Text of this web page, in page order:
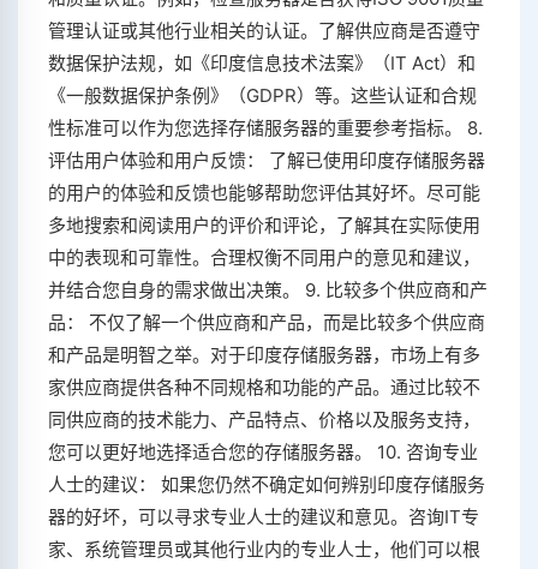
管理认证或其他行业相关的认证。了解供应商是否遵守
数据保护法规，如《印度信息技术法案》（IT Act）和
《一般数据保护条例》（GDPR）等。这些认证和合规
性标准可以作为您选择存储服务器的重要参考指标。 8.
评估用户体验和用户反馈： 了解已使用印度存储服务器
的用户的体验和反馈也能够帮助您评估其好坏。尽可能
多地搜索和阅读用户的评价和评论，了解其在实际使用
中的表现和可靠性。合理权衡不同用户的意见和建议，
并结合您自身的需求做出决策。 9. 比较多个供应商和产
品： 不仅了解一个供应商和产品，而是比较多个供应商
和产品是明智之举。对于印度存储服务器，市场上有多
家供应商提供各种不同规格和功能的产品。通过比较不
同供应商的技术能力、产品特点、价格以及服务支持，
您可以更好地选择适合您的存储服务器。 10. 咨询专业
人士的建议： 如果您仍然不确定如何辨别印度存储服务
器的好坏，可以寻求专业人士的建议和意见。咨询IT专
家、系统管理员或其他行业内的专业人士，他们可以根